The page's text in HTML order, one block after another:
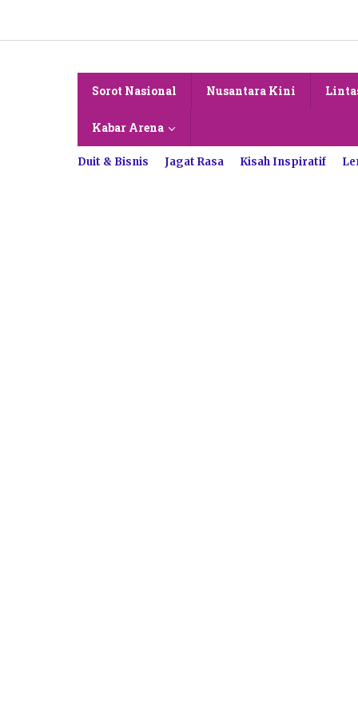
konten
Sorot Nasional Nusantara Kini
Kabar Arena
Duit & Bisnis Jagat Rasa Kisah Inspiratif